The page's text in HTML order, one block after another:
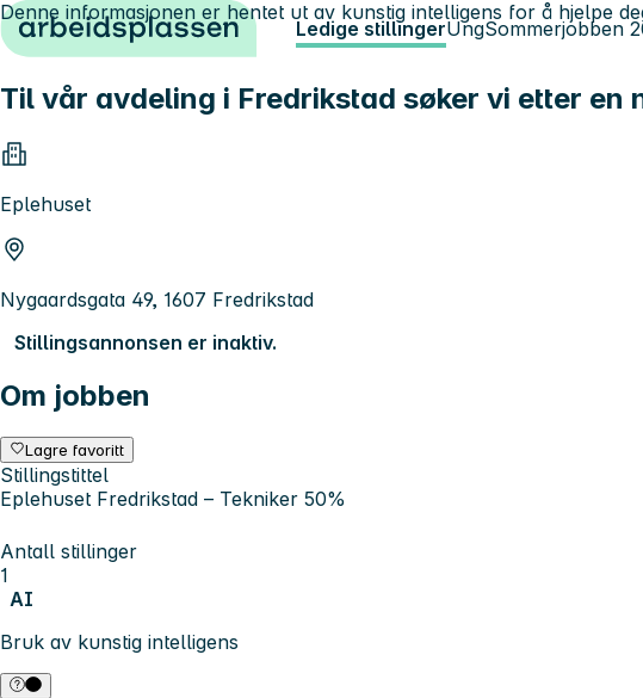
Hopp til innhold Ledige stillingerUngSommerjobben
Til vår avdeling i Fredrikstad søker vi etter
Eplehuset
Nygaardsgata 49, 1607 Fredrikstad
Stillingsannonsen er inaktiv.
Om jobben
Lagre favoritt
Stillingstittel
Eplehuset Fredrikstad – Tekniker 50%
Antall stillinger
1
AI
Bruk av kunstig intelligens
Denne informasjonen er hentet ut av kunstig intelligens for å hjelpe